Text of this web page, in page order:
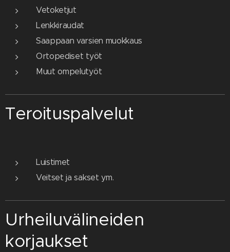
Vetoketjut
Lenkkiraudat
Saappaan varsien muokkaus
Ortopediset työt
Muut ompelutyöt
Teroituspalvelut
Luistimet
Veitset ja sakset ym.
Urheiluvälineiden
korjaukset